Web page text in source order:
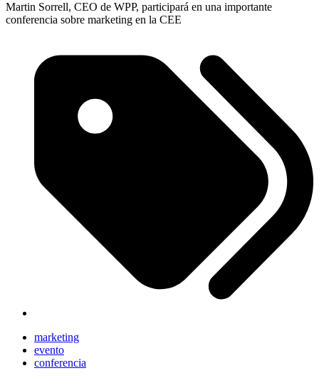
Martin Sorrell, CEO de WPP, participará en una importante
conferencia sobre marketing en la CEE
marketing
evento
conferencia